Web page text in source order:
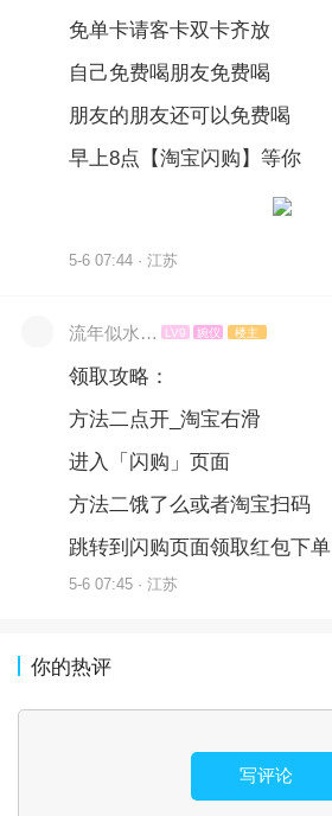
免单卡请客卡双卡齐放
自己免费喝朋友免费喝
朋友的朋友还可以免费喝
早上8点【淘宝闪购】等你
5-6 07:44 · 江苏
流年似水… LV9 婉仪 楼主
领取攻略：
方法二点开_淘宝右滑
进入「闪购」页面
方法二饿了么或者淘宝扫码
跳转到闪购页面领取红包下单
5-6 07:45 · 江苏
你的热评
写评论